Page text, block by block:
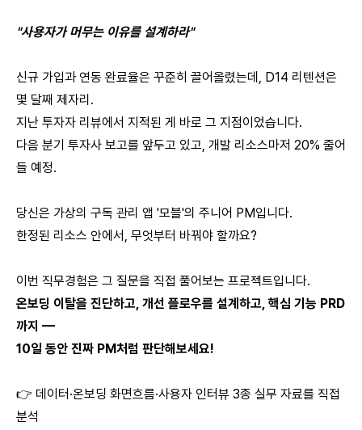
"사용자가 머무는 이유를 설계하라"
신규 가입과 연동 완료율은 꾸준히 끌어올렸는데, D14 리텐션은
몇 달째 제자리.
지난 투자자 리뷰에서 지적된 게 바로 그 지점이었습니다.
다음 분기 투자사 보고를 앞두고 있고, 개발 리소스마저 20% 줄어
들 예정.
당신은 가상의 구독 관리 앱 '모블'의 주니어 PM입니다.
한정된 리소스 안에서, 무엇부터 바꿔야 할까요?
이번 직무경험은 그 질문을 직접 풀어보는 프로젝트입니다.
온보딩 이탈을 진단하고, 개선 플로우를 설계하고, 핵심 기능 PRD
까지 —
10일 동안 진짜 PM처럼 판단해보세요!
👉 데이터·온보딩 화면흐름·사용자 인터뷰 3종 실무 자료를 직접
분석